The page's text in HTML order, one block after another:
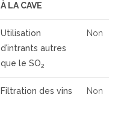
À LA CAVE
Utilisation
d’intrants autres
que le SO2
Non
Filtration des vins Non